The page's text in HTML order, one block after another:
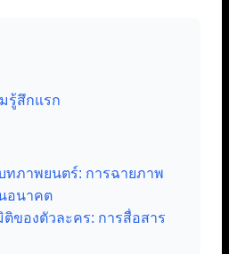
รู้สึกแรก
ทภาพยนตร์: การฉายภาพ
อนาคต
ของตัวละคร: การสื่อสาร